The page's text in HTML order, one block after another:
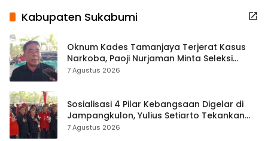
Kabupaten Sukabumi
Oknum Kades Tamanjaya Terjerat Kasus
Narkoba, Paoji Nurjaman Minta Seleksi
Calon Kades Diperketat
7 Agustus 2026
Sosialisasi 4 Pilar Kebangsaan Digelar di
Jampangkulon, Yulius Setiarto Tekankan
Pentingnya Persatuan
7 Agustus 2026